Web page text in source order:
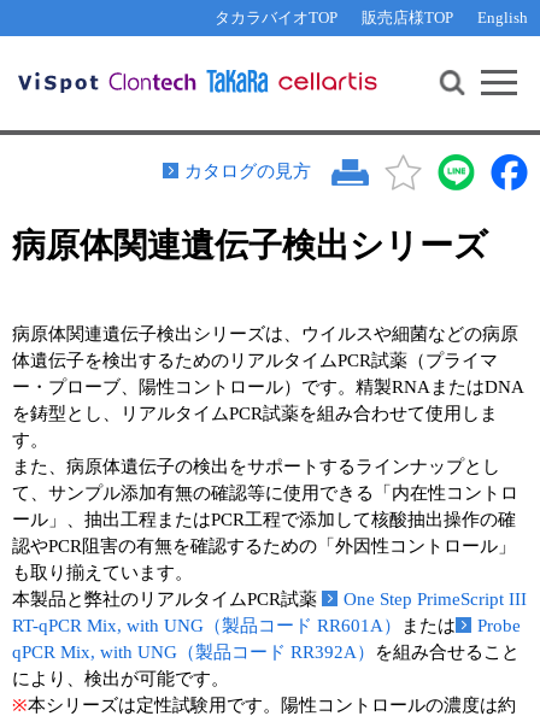
タカラバイオTOP 販売店様TOP English
機能解析・サイレンシング
PCR・等温増幅
装置・ソフトウェア
サンプル請求
テクニカルサポートライン
その他 ライセンスに関するご相談
遺伝子組換え生物該当製品
研究支援ツール
Cut-Site Navigator 制限酵素切断サイトの検索
In-Fusion Cloning プライマー設計
抗体検索サイト
リアルタイムPCR （プローブ法）
プライマー・プローブ検索・注文
機器ソフトウェア・ベクター配列ダウンロード
ラーニングセンター
実験ガイド
リアルタイムPCR実験ガイド
遺伝子検査ガイド（食品・水質・家畜他）
NGSポータルサイト
お問い合わせ WEB会員登録
カタログの見方
病原体関連遺伝子検出シリーズ
病原体関連遺伝子検出シリーズは、ウイルスや細菌などの病原
体遺伝子を検出するためのリアルタイムPCR試薬（プライマ
ー・プローブ、陽性コントロール）です。精製RNAまたはDNA
を鋳型とし、リアルタイムPCR試薬を組み合わせて使用しま
す。
また、病原体遺伝子の検出をサポートするラインナップとし
て、サンプル添加有無の確認等に使用できる「内在性コントロ
ール」、抽出工程またはPCR工程で添加して核酸抽出操作の確
認やPCR阻害の有無を確認するための「外因性コントロール」
も取り揃えています。
本製品と弊社のリアルタイムPCR試薬
One Step PrimeScript III
RT-qPCR Mix, with UNG（製品コード RR601A）
または
Probe
qPCR Mix, with UNG（製品コード RR392A）
を組み合せること
により、検出が可能です。
※本シリーズは定性試験用です。陽性コントロールの濃度は約